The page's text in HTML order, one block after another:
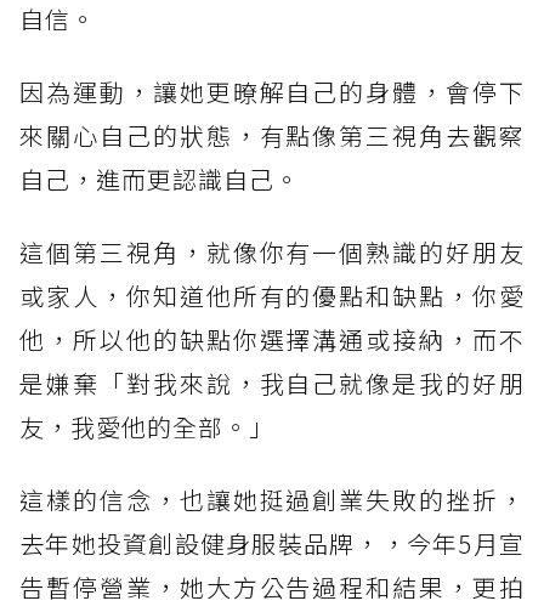
自信。
因為運動，讓她更暸解自己的身體，會停下
來關心自己的狀態，有點像第三視角去觀察
自己，進而更認識自己。
這個第三視角，就像你有一個熟識的好朋友
或家人，你知道他所有的優點和缺點，你愛
他，所以他的缺點你選擇溝通或接納，而不
是嫌棄「對我來說，我自己就像是我的好朋
友，我愛他的全部。」
這樣的信念，也讓她挺過創業失敗的挫折，
去年她投資創設健身服裝品牌，，今年5月宣
告暫停營業，她大方公告過程和結果，更拍